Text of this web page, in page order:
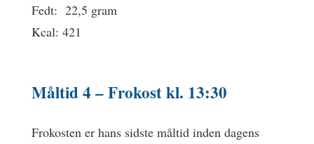
Fedt: 22,5 gram
Kcal: 421
Måltid 4 –Frokostkl. 13:30
Frokosten er hans sidste måltid inden dagens